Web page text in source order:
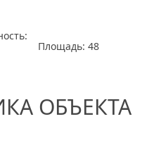
Площадь: 48
ОБЪЕКТА